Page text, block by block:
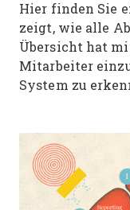
Hier finden Sie
zeigt, wie alle
Übersicht hat
Mitarbeiter
System zu